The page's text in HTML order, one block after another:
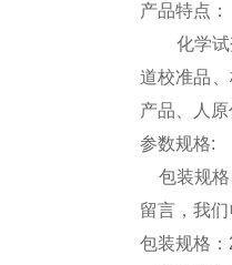
产品特点：
化学试剂
道校准品
产品、人
参数规格:
包装规格
留言，我
包装规格